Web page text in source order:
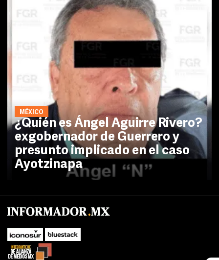
MÉXICO
¿Quién es Ángel Aguirre Rivero?
exgobernador de Guerrero y
presunto implicado en el caso
Ayotzinapa